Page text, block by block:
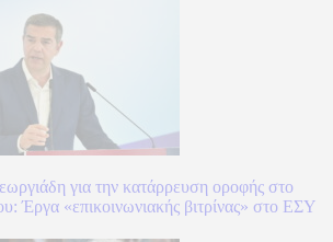
για την κατάρρευση οροφής στο
Έργα «επικοινωνιακής βιτρίνας» στο ΕΣΥ